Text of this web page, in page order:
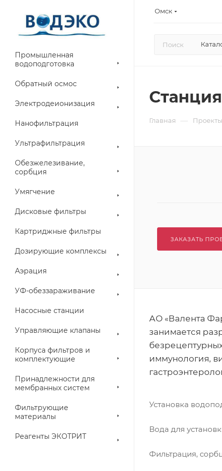
Омск
Промышленная
водоподготовка
Обратный осмос
Электродеионизация
Нанофильтрация
Ультрафильтрация
Обезжелезивание,
сорбция
Умягчение
Дисковые фильтры
Картриджные фильтры
Дозирующие комплексы
Аэрация
УФ-обеззараживание
Насосные станции
Управляющие клапаны
Корпуса фильтров и
комплектующие
Принадлежности для
мембранных систем
Фильтрующие
материалы
Реагенты ЭКОТРИТ
Главная — Проекты
ЗАКАЗАТЬ
АО «Валента
занимается
иммунология,
Установка
Вода для
Фильтрация,